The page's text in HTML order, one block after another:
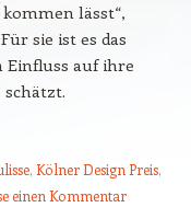
lässt“,
sie ist es das
Einfluss auf ihre
, Kölner Design Preis,
einen Kommentar